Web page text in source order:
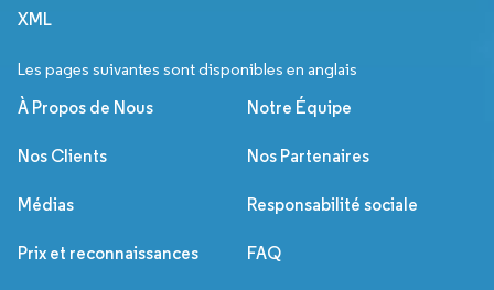
XML
Les pages suivantes sont disponibles en anglais
À Propos de Nous Notre Équipe
Nos Clients Nos Partenaires
Médias Responsabilité sociale
Prix et reconnaissances FAQ